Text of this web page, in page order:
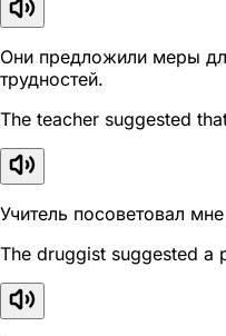
Они предложили меры
трудностей.
The teacher suggested
Учитель посоветовал
The druggist suggested a